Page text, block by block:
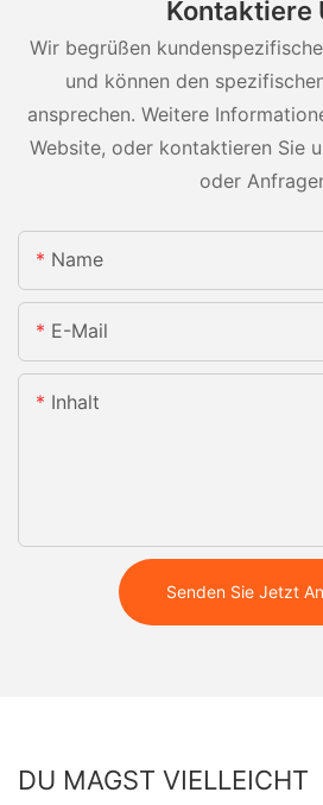
Kontaktiere
Wir begrüßen
und können den
ansprechen. Weitere
Website, oder kontaktieren Sie
oder
Name
E-Mail
Inhalt
Senden Sie Jetzt
DU MAGST VIELLEICHT